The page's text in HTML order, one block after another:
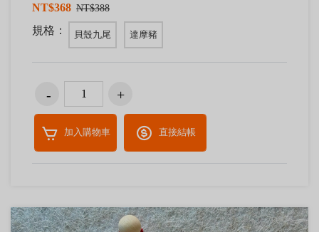
NT$368 NT$388
規格： 貝殼九尾 達摩豬
加入購物車 直接結帳